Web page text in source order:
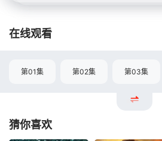
在线观看
第01集 第02集 第03集
猜你喜欢